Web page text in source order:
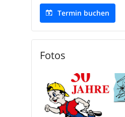
Termin buchen
Bearbeiten
Fotos